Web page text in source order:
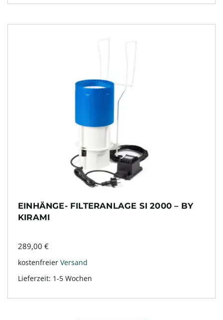
EINHÄNGE- FILTERANLAGE SI 2000 – BY
KIRAMI
289,00 €
kostenfreier Versand
Lieferzeit: 1-5 Wochen